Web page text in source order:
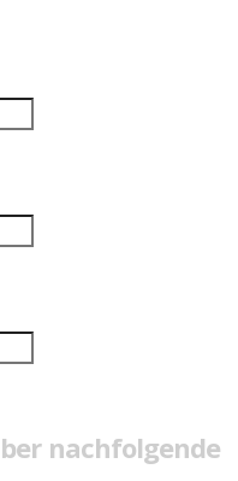
nachfolgende